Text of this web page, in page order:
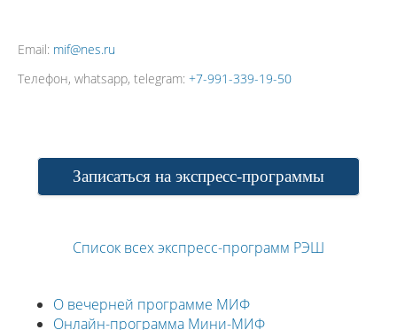
Email: mif@nes.ru
Телефон, whatsapp, telegram: +7-991-339-19-50
Записаться на экспресс-программы
Список всех экспресс-программ РЭШ
О вечерней программе МИФ
Онлайн-программа Мини-МИФ